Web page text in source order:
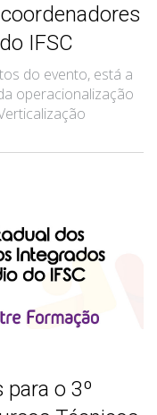
IFSC
do evento, está a
operacionalização
o 3º